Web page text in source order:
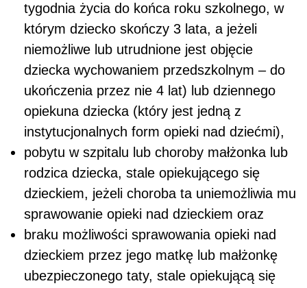
tygodnia życia do końca roku szkolnego, w
którym dziecko skończy 3 lata, a jeżeli
niemożliwe lub utrudnione jest objęcie
dziecka wychowaniem przedszkolnym – do
ukończenia przez nie 4 lat) lub dziennego
opiekuna dziecka (który jest jedną z
instytucjonalnych form opieki nad dziećmi),
pobytu w szpitalu lub choroby małżonka lub
rodzica dziecka, stale opiekującego się
dzieckiem, jeżeli choroba ta uniemożliwia mu
sprawowanie opieki nad dzieckiem oraz
braku możliwości sprawowania opieki nad
dzieckiem przez jego matkę lub małżonkę
ubezpieczonego taty, stale opiekującą się